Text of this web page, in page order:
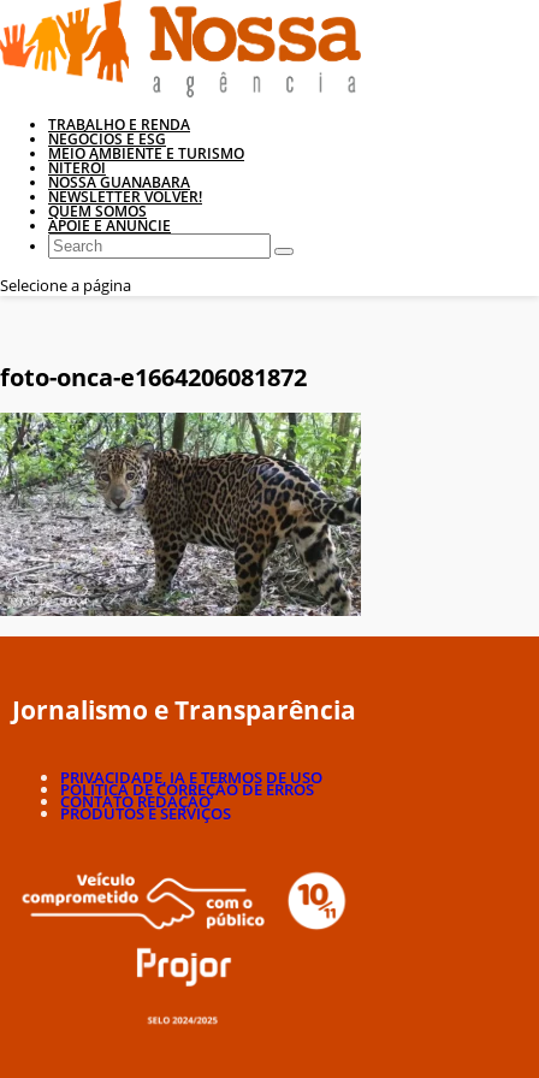
TRABALHO E RENDA
NEGÓCIOS E ESG
MEIO AMBIENTE E TURISMO
NITERÓI
NOSSA GUANABARA
NEWSLETTER VOLVER!
QUEM SOMOS
APOIE E ANUNCIE
Selecione a página
foto-onca-e1664206081872
Jornalismo e Transparência
PRIVACIDADE, IA E TERMOS DE USO
POLÍTICA DE CORREÇÃO DE ERROS
CONTATO REDAÇÃO
PRODUTOS E SERVIÇOS